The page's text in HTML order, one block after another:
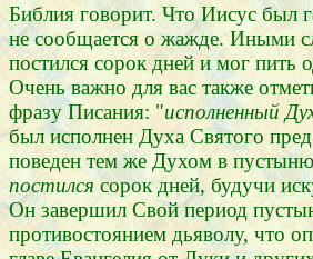
Библия говорит. Что Иисус был
не сообщается о жажде. Иными
постился сорок дней и мог пить
Очень важно для вас также
фразу Писания: "исполненный
был исполнен Духа Святого
поведен тем же Духом в
постилсясорок дней, будучи
Он завершил Свой период
противостоянием дьяволу, что